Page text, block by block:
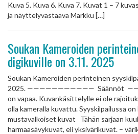
Kuva 5. Kuva 6. Kuva 7. Kuvat 1 – 7
ja näyttelyvastaava Markku […]
Soukan Kameroiden
digikuville on 3.11. 2025
Soukan Kameroiden perinteinen
2025. ——————————— Säännöt
on vapaa. Kuvankäsittelylle ei ole
olla kameralla kuvattu. Syyskilpailussa on
mustavalkoiset kuvat Tähän sarjaan
harmaasävykuvat, eli yksivärikuvat. –